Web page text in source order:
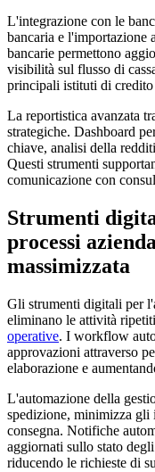
L'integrazione con le
bancaria e l'importazione
bancarie permettono
visibilità sul flusso di
principali istituti di
La reportistica avanzata
strategiche. Dashboard
chiave, analisi della
Questi strumenti
comunicazione con
Strumenti
processi
massimizzata
Gli strumenti digitali per
eliminano le attività
operative. I workflow
approvazioni attraverso
elaborazione e
L'automazione della
spedizione, minimizza gli
consegna. Notifiche
aggiornati sullo stato
riducendo le richieste di